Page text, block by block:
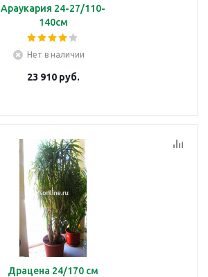
Араукария 24-27/110-
140см
Нет в наличии
23 910руб.
Драцена 24/170 см